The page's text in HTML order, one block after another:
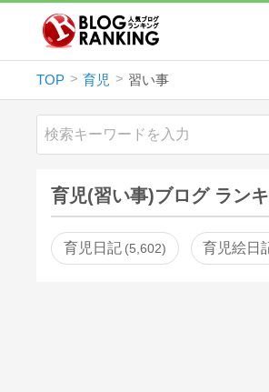
TOP 育児 習い事
育児(習い事)ブログ ラン
育児日記 5,602 育児絵日